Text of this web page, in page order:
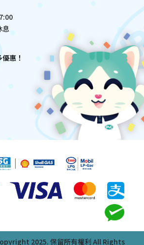
息
惠！
2025. 保留所有權利 All Rights